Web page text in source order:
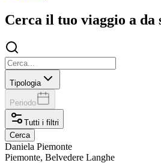
Cerca il tuo viaggio a da
Tipologia
Periodo
Tutti i filtri
Cerca
Daniela Piemonte
Piemonte, Belvedere Langhe